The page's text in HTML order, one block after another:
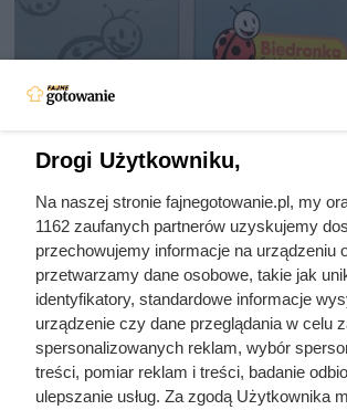
Biedronka rozdaje
gratis. Rodziny mogą
zaoszczędzić
Drogi Użytkowniku,
Na naszej stronie fajnegotowanie.pl, my
1162 zaufanych partnerów uzyskujemy
przechowujemy informacje na urządzeniu
przetwarzamy dane osobowe, takie jak
identyfikatory, standardowe informacje
urządzenie czy dane przeglądania w celu
spersonalizowanych reklam, wybór
treści, pomiar reklam i treści, badanie
ulepszanie usług. Za zgodą Użytkownika